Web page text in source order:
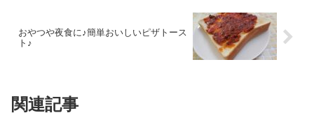
おやつや夜食に♪簡単おいしいピザトース
ト♪
関連記事